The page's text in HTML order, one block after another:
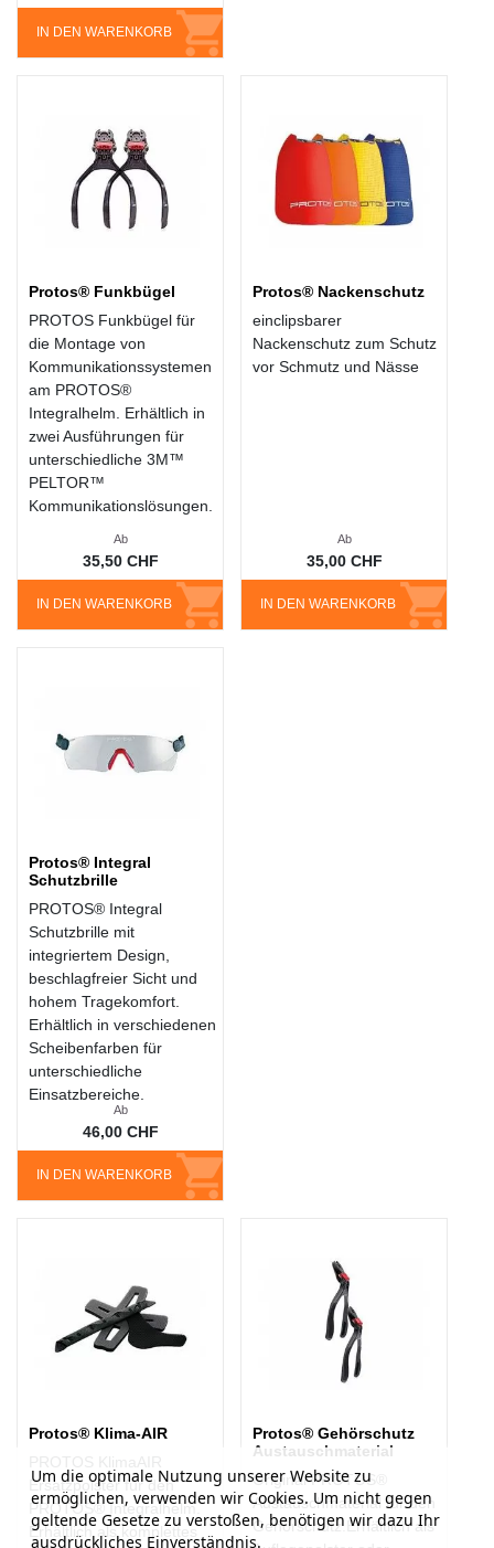
IN DEN WARENKORB
Protos® Funkbügel
PROTOS Funkbügel für
die Montage von
Kommunikationssystemen
am PROTOS®
Integralhelm. Erhältlich in
zwei Ausführungen für
unterschiedliche 3M™
PELTOR™
Kommunikationslösungen.
IN DEN WARENKORB
Ab
35,50 CHF
Protos® Nackenschutz
einclipsbarer
Nackenschutz zum Schutz
vor Schmutz und Nässe
IN DEN WARENKORB
Ab
35,00 CHF
Protos® Integral
Schutzbrille
PROTOS® Integral
Schutzbrille mit
integriertem Design,
beschlagfreier Sicht und
hohem Tragekomfort.
Erhältlich in verschiedenen
Scheibenfarben für
unterschiedliche
Einsatzbereiche.
IN DEN WARENKORB
Ab
46,00 CHF
Protos® Klima-AIR
Ersatzpolster für den
PROTOS® Integralhelm.
Erhältlich als komplettes
Protos® Gehörschutz
Austauschmaterial
Original PROTOS®
Austauschmaterial für den
Gehörschutz.Erhältlich als
Um die optimale Nutzung unserer Website zu
ermöglichen, verwenden wir Cookies. Um nicht gegen
geltende Gesetze zu verstoßen, benötigen wir dazu Ihr
ausdrückliches Einverständnis.